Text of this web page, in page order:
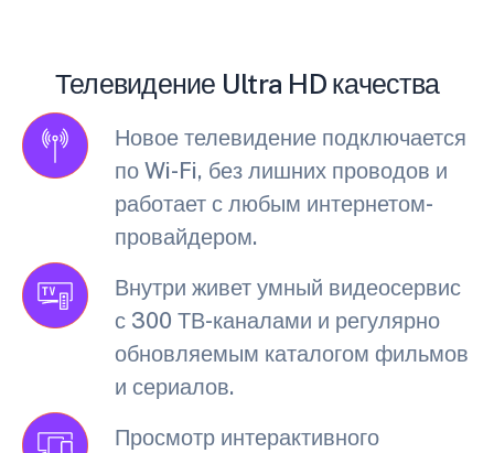
Телевидение Ultra HD качества
Новое телевидение подключается
по Wi-Fi, без лишних проводов и
работает с любым интернетом-
провайдером.
Внутри живет умный видеосервис
с 300 ТВ-каналами и регулярно
обновляемым каталогом фильмов
и сериалов.
Просмотр интерактивного